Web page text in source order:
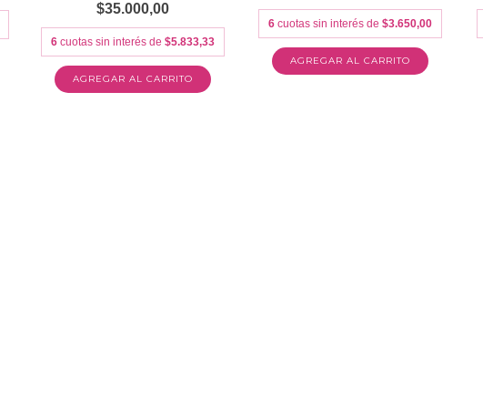
$35.000,00
6 cuotas sin interés de $5.833,33
6 cuotas sin interés de$3.650,00